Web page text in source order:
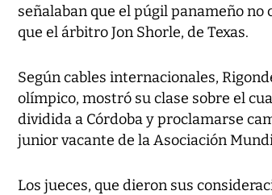
señalaban que el púgil panameño
que el árbitro Jon Shorle, de Texas.
Según cables internacionales,
olímpico, mostró su clase sobre el
dividida a Córdoba y proclamarse
junior vacante de la Asociación
Los jueces, que dieron sus